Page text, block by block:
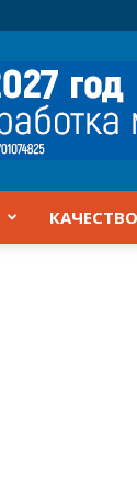
КАЧЕСТВО